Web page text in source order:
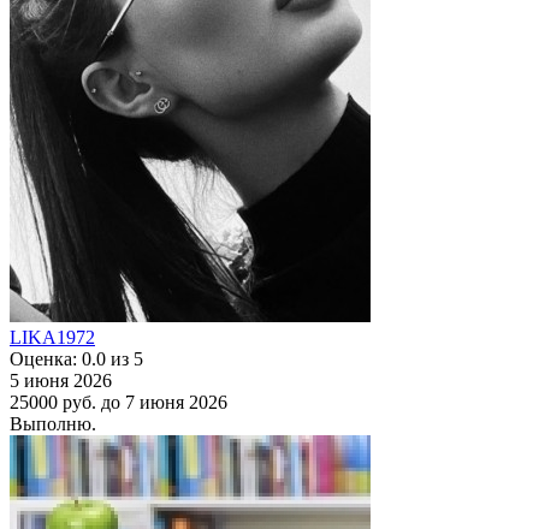
LIKA1972
Оценка: 0.0 из 5
5 июня 2026
25000 руб. до 7 июня 2026
Выполню.